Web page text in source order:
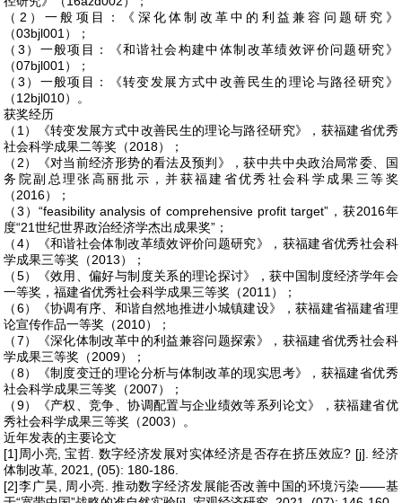
（2）一般项目：《深化体制改革中的利益兼容问题研究》
（03bjl001）；
（3）一般项目：《和谐社会构建中体制改革绩效评价问题研究》
（07bjl001）；
（3）一般项目：《转变发展方式中改善民生的理论与路径研究》
（12bjl010）。
获奖经历
（1）《转变发展方式中改善民生的理论与路径研究》，获福建省优秀
社会科学成果二等奖（2018）；
（2）《对当前经济形势的看法及预判》，获中共中央政治局常委、国
务院副总理张高丽批示，并获福建省优秀社会科学成果三等奖
（2016）；
（3）“feasibility analysis of comprehensive profit target”，获2016年
度“21世纪世界政治经济学杰出成果奖”；
（4）《和谐社会体制改革绩效评价问题研究》，获福建省优秀社会科
学成果三等奖（2013）；
（5）《效用、偏好与制度关系的理论探讨》，获中国制度经济学年会
一等奖，福建省优秀社会科学成果三等奖（2011）；
（6）《协调有序、和谐自然地推进小城镇建设》，获福建省福建省理
论宣传作品一等奖（2010）；
（7）《深化体制改革中的利益兼容问题探索》，获福建省优秀社会科
学成果三等奖（2009）；
（8）《制度变迁的理论分析与体制改革的现实思考》，获福建省优秀
社会科学成果三等奖（2007）；
（9）《产权、竞争、协调配置与企业绩效等系列论文》，获福建省优
秀社会科学成果三等奖（2003）。
近年发表的主要论文
[1]周小亮, 宝哲. 数字经济发展对实体经济是否存在挤压效应? [j]. 经济
体制改革, 2021, (05): 180-186.
[2]李广昊, 周小亮. 推动数字经济发展能否改善中国的环境污染——基